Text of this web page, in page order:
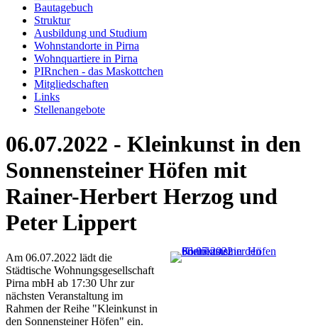
Bautagebuch
Struktur
Ausbildung und Studium
Wohnstandorte in Pirna
Wohnquartiere in Pirna
PIRnchen - das Maskottchen
Mitgliedschaften
Links
Stellenangebote
06.07.2022 - Kleinkunst in den
Sonnensteiner Höfen mit
Rainer-Herbert Herzog und
Peter Lippert
Am 06.07.2022 lädt die
Städtische Wohnungsgesellschaft
Pirna mbH ab 17:30 Uhr zur
nächsten Veranstaltung im
Rahmen der Reihe "Kleinkunst in
den Sonnensteiner Höfen" ein.